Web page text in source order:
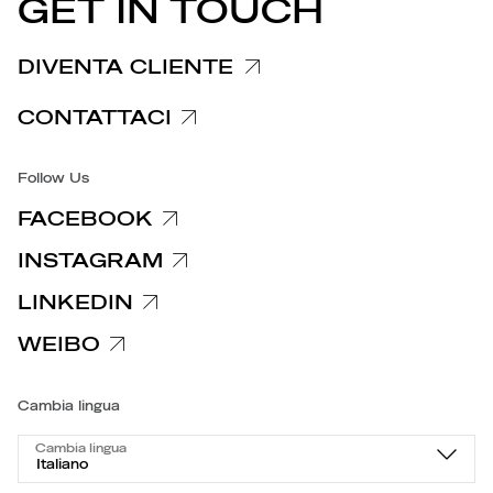
Informativa reclami
Accessibilità
GET IN TOUCH
DIVENTA CLIENTE
CONTATTACI
Follow Us
FACEBOOK
INSTAGRAM
LINKEDIN
WEIBO
Cambia lingua
Cambia lingua
Italiano